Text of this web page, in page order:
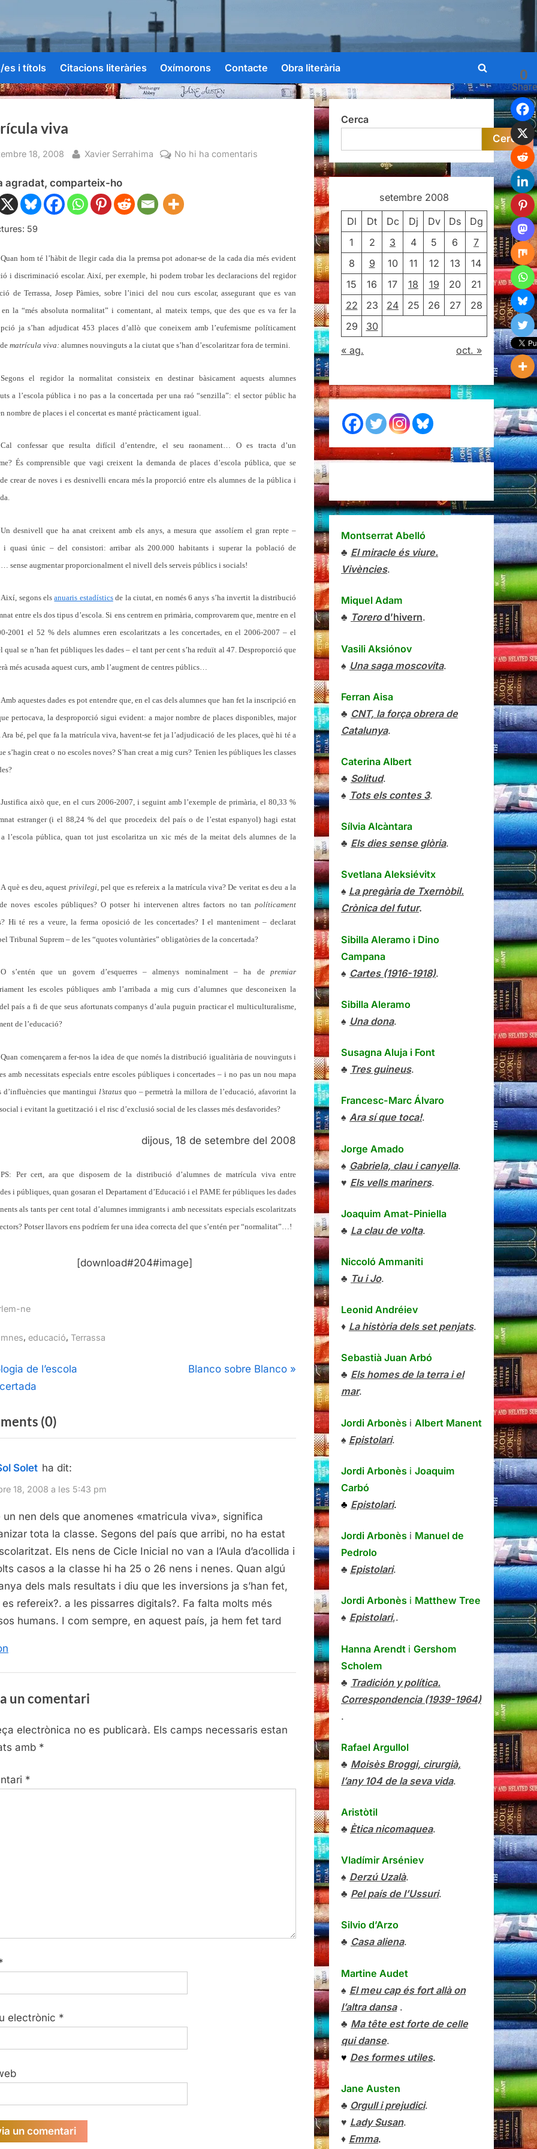
es i títols Citacions literàries Oxímorons Contacte Obra literària
Toggle
search
form
viva
18, 2008 By
Xavier Serrahima No hi ha comentaris
agradat, comparteix-ho
59
Quan hom té l’hàbit de llegir cada dia la premsa pot adonar-se de la cada dia més evident
i discriminació escolar. Així, per exemple, hi podem trobar les declaracions del regidor
de Terrassa, Josep Pàmies, sobre l’inici del nou curs escolar, assegurant que es van
la “més absoluta normalitat” i comentant, al mateix temps, que des que es va fer la
ja s’han adjudicat 453 places d’allò que coneixem amb l’eufemisme políticament
matrícula viva: alumnes nouvinguts a la ciutat que s’han d’escolaritzar fora de termini.
Segons el regidor la normalitat consisteix en destinar bàsicament aquests alumnes
a l’escola pública i no pas a la concertada per una raó “senzilla”: el sector públic ha
nombre de places i el concertat es manté pràcticament igual.
Cal confessar que resulta difícil d’entendre, el seu raonament… O es tracta d’un
És comprensible que vagi creixent la demanda de places d’escola pública, que se
crear de noves i es desnivelli encara més la proporció entre els alumnes de la pública i
Un desnivell que ha anat creixent amb els anys, a mesura que assolíem el gran repte –
i quasi únic – del consistori: arribar als 200.000 habitants i superar la població de
sense augmentar proporcionalment el nivell dels serveis públics i socials!
Així, segons elsanuaris estadísticsde la ciutat, en només 6 anys s’ha invertit la distribució
entre els dos tipus d’escola. Si ens centrem en primària, comprovarem que, mentre en el
2001 el 52 % dels alumnes eren escolaritzats a les concertades, en el 2006-2007 – el
qual se n’han fet públiques les dades – el tant per cent s’ha reduït al 47. Desproporció que
més acusada aquest curs, amb l’augment de centres públics…
Amb aquestes dades es pot entendre que, en el cas dels alumnes que han fet la inscripció en
pertocava, la desproporció sigui evident: a major nombre de places disponibles, major
Ara bé, pel que fa la matrícula viva, havent-se fet ja l’adjudicació de les places, què hi té a
s’hagin creat o no escoles noves? S’han creat a mig curs? Tenien les públiques les classes
Justifica això que, en el curs 2006-2007, i seguint amb l’exemple de primària, el 80,33 %
estranger (i el 88,24 % del que procedeix del país o de l’estat espanyol) hagi estat
l’escola pública, quan tot just escolaritza un xic més de la meitat dels alumnes de la
A què es deu, aquest privilegi , pel que es refereix a la matrícula viva? De veritat es deu a la
noves escoles públiques? O potser hi intervenen altres factors no tan políticament
Hi té res a veure, la ferma oposició de les concertades? I el manteniment – declarat
Tribunal Suprem – de les “quotes voluntàries” obligatòries de la concertada?
O s’entén que un govern d’esquerres – almenys nominalment – ha de premiar
les escoles públiques amb l’arribada a mig curs d’alumnes que desconeixen la
país a fi de que seus afortunats companys d’aula puguin practicar el multiculturalisme,
de l’educació?
Quan començarem a fer-nos la idea de que només la distribució igualitària de nouvinguts i
amb necessitats especials entre escoles públiques i concertades – i no pas un nou mapa
d’influències que mantingui l’status quo – permetrà la millora de l’educació, afavorint la
i evitant la guetització i el risc d’exclusió social de les classes més desfavorides?
dijous, 18 de setembre del 2008
PS: Per cert, ara que disposem de la distribució d’alumnes de matrícula viva entre
i públiques, quan gosaran el Departament d’Educació i el PAME fer públiques les dades
als tants per cent total d’alumnes immigrants i amb necessitats especials escolaritzats
Potser llavors ens podríem fer una idea correcta del que s’entén per “normalitat”…!
[download#204#image]
0
ne
, educació, Terrassa
de l’escola
N
P
Blanco sobre Blanco
(0)
“Matrícula
viva”
Solet ha dit:
18, 2008 a les 5:43 pm
un nen dels que anomenes «matricula viva», significa
tota la classe. Segons del país que arribi, no ha estat
Els nens de Cicle Inicial no van a l’Aula d’acollida i
casos a la classe hi ha 25 o 26 nens i nenes. Quan algú
dels mals resultats i diu que les inversions ja s’han fet,
refereix?. a les pissarres digitals?. Fa falta molts més
humans. I com sempre, en aquest país, ja hem fet tard
un comentari
electrònica no es publicarà. Els camps necessaris estan
amb *
*
electrònic *
Cerca
Cerca
setembre 2008
Dl Dt Dc Dj Dv Ds
Dg
1
2 3 4 5 6
7
8
9 10 11 12 13
14
15
16 17 18 19 20
21
22
23 24 25 26 27
28
29
30
« ag. oct. »
Montserrat Abelló
♣ El miracle és viure.
Vivències.
Miquel Adam
♣ Torerod’hivern.
Vasili Aksiónov
♠ Una saga moscovita.
Ferran Aisa
♣ CNT, la força obrera de
Catalunya.
Caterina Albert
♣ Solitud.
♠ Tots els contes 3.
Sílvia Alcàntara
♣ Els dies sense glòria.
Svetlana Aleksiévitx
♠ La pregària de Txernòbil.
Crònica del futur.
Sibilla Aleramo i Dino
Campana
♠ Cartes (1916-1918).
Sibilla Aleramo
♠ Una dona.
Susagna Aluja i Font
♣ Tres guineus.
Francesc-Marc Álvaro
♠ Ara sí que toca!.
Jorge Amado
♠ Gabriela, clau i canyella.
♥ Els vells mariners.
Joaquim Amat-Piniella
♣ La clau de volta.
Niccoló Ammaniti
♣ Tu i Jo.
Leonid Andréiev
♦ La història dels set penjats.
Sebastià Juan Arbó
♣ Els homes de la terra i el
mar.
Jordi Arbonès i Albert Manent
♠ Epistolari.
Jordi Arbonès i Joaquim
Carbó
♣ Epistolari.
Jordi Arbonès i Manuel de
Pedrolo
♣ Epistolari.
Jordi Arbonès i Matthew Tree
♠ Epistolari,.
Hanna Arendt i Gershom
Scholem
♣ Tradición y política.
Correspondencia (1939-1964)
.
Rafael Argullol
♣ Moisès Broggi, cirurgià,
l’any 104 de la seva vida.
Aristòtil
♣ Ètica nicomaquea.
Vladímir Arséniev
♠ Derzú Uzalà.
♣ Pel país de l’Ussuri.
Silvio d’Arzo
♣ Casa aliena.
Martine Audet
♠ El meu cap és fort allà on
l’altra dansa.
♣ Ma tête est forte de celle
qui danse.
♥ Des formes utiles.
Jane Austen
♣ Orgull i prejudici.
♥ Lady Susan.
♦ Emma.